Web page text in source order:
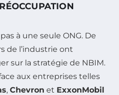
à une seule ONG. De
de l’industrie ont
sur la stratégie de NBIM.
aux entreprises telles
, Chevron et ExxonMobil